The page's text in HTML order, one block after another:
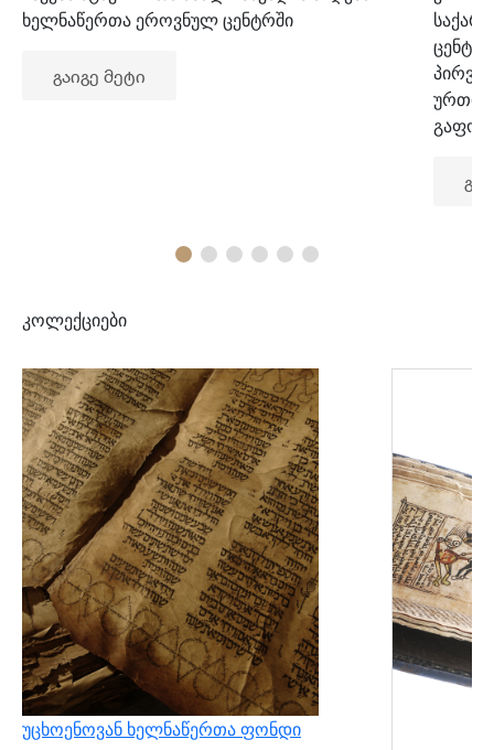
ხელნაწერთა ეროვნულ ცენტრში
გაიგე მეტი
კოლექციები
უცხოენოვან ხელნაწერთა ფონდი